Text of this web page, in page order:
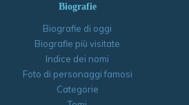
Biografie
Biografie di oggi
Biografie più visitate
Indice dei nomi
Foto di personaggi famosi
Categorie